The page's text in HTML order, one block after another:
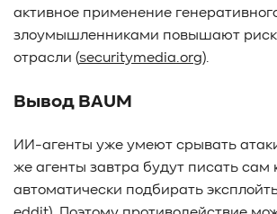
#Объектное хранилище
#HTTP/TCP
#Baum UDS
#оверпровижининг
#enterprise SSD
#сonsumer SSD
#Sunfish
#SODA Foundation
#bandwidth
#throughput #block size
#IOPs
#latency #queue depth
#workload
#Sprandom
активное применение
злоумышленниками повышают
отрасли (securitymedia.org).
Вывод BAUM
ИИ-агенты уже умеют срывать
же агенты завтра будут писать сам
автоматически подбирать